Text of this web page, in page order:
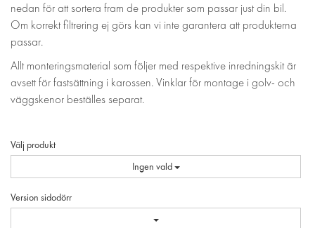
nedan för att sortera fram de produkter som passar just din bil.
Om korrekt filtrering ej görs kan vi inte garantera att produkterna
passar.
Allt monteringsmaterial som följer med respektive inredningskit är
avsett för fastsättning i karossen. Vinklar för montage i golv- och
väggskenor beställes separat.
Välj produkt
Ingen vald
Version sidodörr